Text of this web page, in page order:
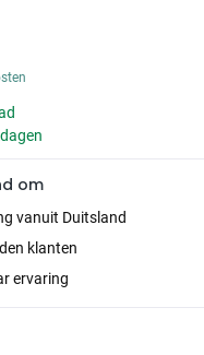
om
vanuit Duitsland
klanten
ervaring